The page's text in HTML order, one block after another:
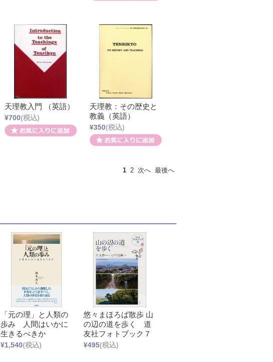
天理教入門 （英語）
¥700(税込)
天理教：その歴史と
教義（英語）
¥350(税込)
1 2 次へ 最後へ
「元の理」と人類の
歩み 人間はいかに
生きるべきか
¥1,540(税込)
悠々まほろば散歩 山
の辺の道を歩く 道
友社フォトブック７
¥495(税込)